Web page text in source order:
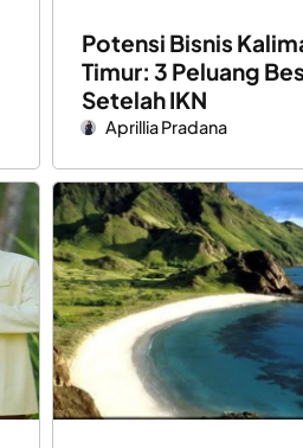
Potensi Bisnis
Timur: 3 Peluang
Setelah IKN
Aprillia Pradana